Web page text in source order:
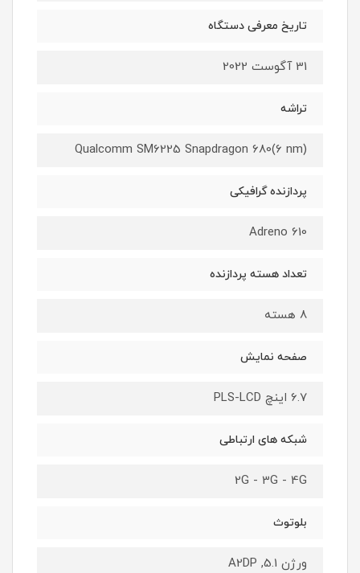
تاریخ معرفی دستگاه
31 آگوست 2022
تراشه
Qualcomm SM6225 Snapdragon 680(6 nm)
پردازنده گرافیکی
Adreno 610
تعداد هسته پردازنده
8 هسته
صفحه نمایش
6.7 اینچ PLS-LCD
شبکه های ارتباطی
2G - 3G - 4G
بلوتوث
ورژن 5.1, A2DP